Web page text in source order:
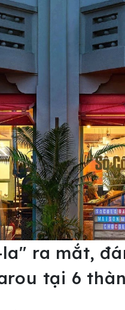
ra mắt,
tại 6